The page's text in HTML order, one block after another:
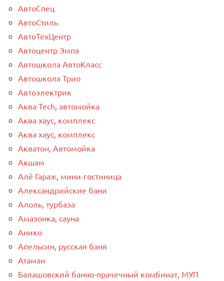
АвтоСпец
АвтоСтиль
АвтоТехЦентр
Автоцентр Эмпа
Автошкола АвтоКласс
Автошкола Трио
Автоэлектрик
Аква Tech, автомойка
Аква хаус, комплекс
Аква хаус, комплекс
Акватон, Автомойка
Акшам
Алё Гараж, мини-гостиница
Александрийские бани
Алоль, турбаза
Амазонка, сауна
Анико
Апельсин, русская баня
Атаман
Балашовский банно-прачечный комбинат, МУП